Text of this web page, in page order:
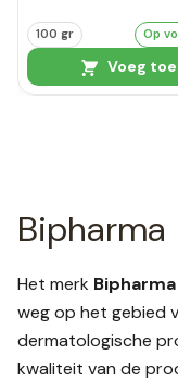
100 gr Op
Voeg toe
Bipharma
Het merk Bipharma
weg op het gebied
dermatologische
kwaliteit van de